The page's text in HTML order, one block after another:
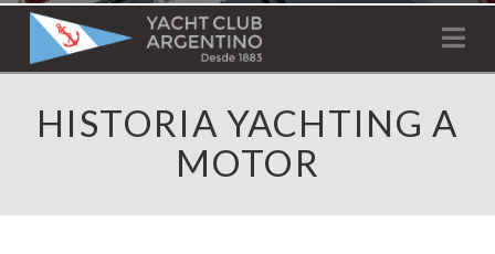
ESCUELA RECREATIVA 2026
YACHT
CLUB
ARGENTINO
HISTORIA YACHTING A
MOTOR